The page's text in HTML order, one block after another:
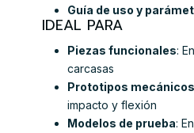
Guía de uso y
IDEAL PARA
Piezas funcionales:
carcasas
Prototipos mecánicos
impacto y flexión
Modelos de prueba: